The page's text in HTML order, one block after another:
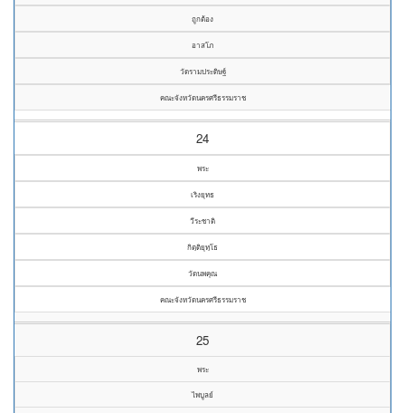
ถูกต้อง
อาสโภ
วัดรามประดิษฐ์
คณะจังหวัดนครศรีธรรมราช
24
พระ
เริงยุทธ
วีระชาติ
กิตฺติยุทฺโธ
วัดนพคุณ
คณะจังหวัดนครศรีธรรมราช
25
พระ
ไพบูลย์